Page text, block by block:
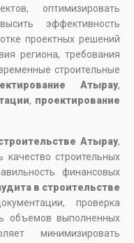
оптимизировать
эффективность
проектных решений
региона, требования
строительные
Атырау,
, проектирование
Атырау,
качество строительных
финансовых
в строительстве
проверка
объемов выполненных
минимизировать